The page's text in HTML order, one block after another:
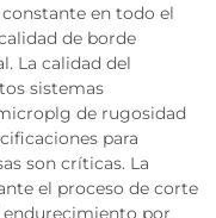
en todo el
de borde
La calidad del
sistemas
de rugosidad
para
son críticas. La
el proceso de corte
por